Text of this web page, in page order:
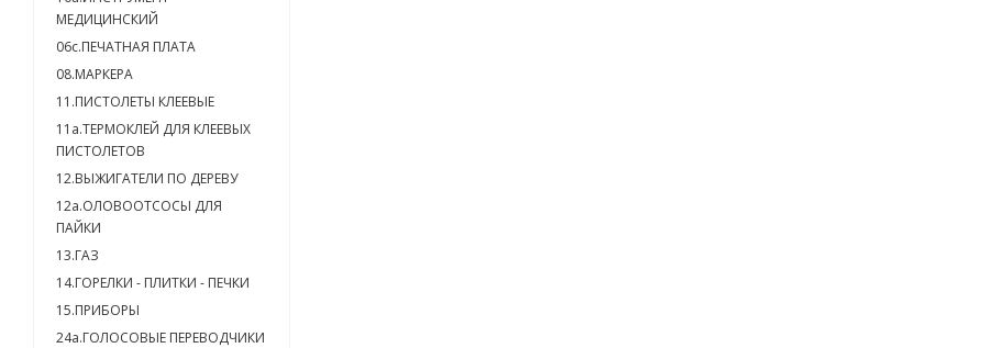
МЕДИЦИНСКИЙ
06c.ПЕЧАТНАЯ ПЛАТА
08.МАРКЕРА
11.ПИСТОЛЕТЫ КЛЕЕВЫЕ
11а.ТЕРМОКЛЕЙ ДЛЯ КЛЕЕВЫХ
ПИСТОЛЕТОВ
12.ВЫЖИГАТЕЛИ ПО ДЕРЕВУ
12а.ОЛОВООТСОСЫ ДЛЯ
ПАЙКИ
13.ГАЗ
14.ГОРЕЛКИ - ПЛИТКИ - ПЕЧКИ
15.ПРИБОРЫ
24a.ГОЛОСОВЫЕ ПЕРЕВОДЧИКИ